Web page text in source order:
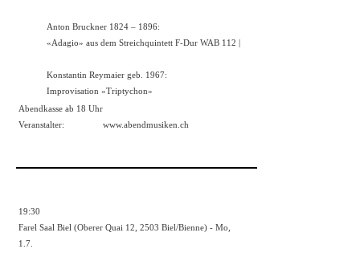
Anton Bruckner 1824 – 1896:
«Adagio» aus dem Streichquintett F-Dur WAB 112 |
Konstantin Reymaier geb. 1967:
Improvisation «Triptychon»
Abendkasse ab 18 Uhr
Veranstalter:
www.abendmusiken.ch
19:30
Farel Saal Biel (Oberer Quai 12, 2503 Biel/Bienne) - Mo,
1.7.